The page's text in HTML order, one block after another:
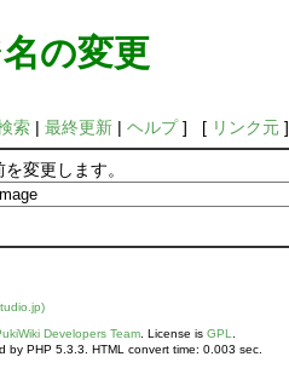
の変更
索| 最終更新| ヘルプ] [ リンク元]
変更します。
Developers Team. License is GPL
by PHP 5.3.3. HTML convert time: 0.003 sec.